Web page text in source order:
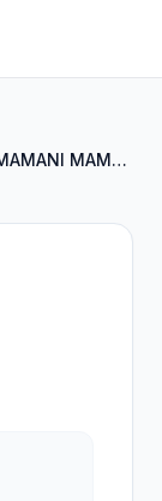
AURELIO MAMANI MAMANI